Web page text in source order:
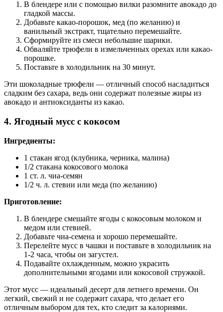
В блендере или с помощью вилки разомните авокадо до
гладкой массы.
Добавьте какао-порошок, мед (по желанию) и
ванильный экстракт, тщательно перемешайте.
Сформируйте из смеси небольшие шарики.
Обваляйте трюфели в измельченных орехах или какао-
порошке.
Поставьте в холодильник на 30 минут.
Эти шоколадные трюфели — отличный способ насладиться
сладким без сахара, ведь они содержат полезные жиры из
авокадо и антиоксиданты из какао.
4. Ягодный мусс с кокосом
Ингредиенты:
1 стакан ягод (клубника, черника, малина)
1/2 стакана кокосового молока
1 ст. л. чиа-семян
1/2 ч. л. стевии или меда (по желанию)
Приготовление:
В блендере смешайте ягоды с кокосовым молоком и
медом или стевией.
Добавьте чиа-семена и хорошо перемешайте.
Перелейте мусс в чашки и поставьте в холодильник на
1-2 часа, чтобы он загустел.
Подавайте охлажденным, можно украсить
дополнительными ягодами или кокосовой стружкой.
Этот мусс — идеальный десерт для летнего времени. Он
легкий, свежий и не содержит сахара, что делает его
отличным выбором для тех, кто следит за калориями.